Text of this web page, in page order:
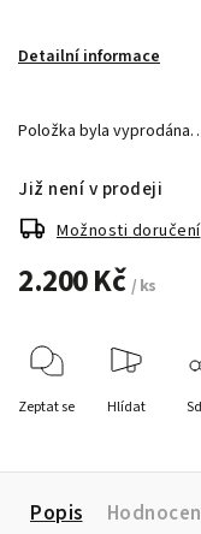
Detailní informace
Položka byla
2.200 Kč / ks
Již není v prodeji
Možnosti doručení
Zeptat se Hlídat
Popis